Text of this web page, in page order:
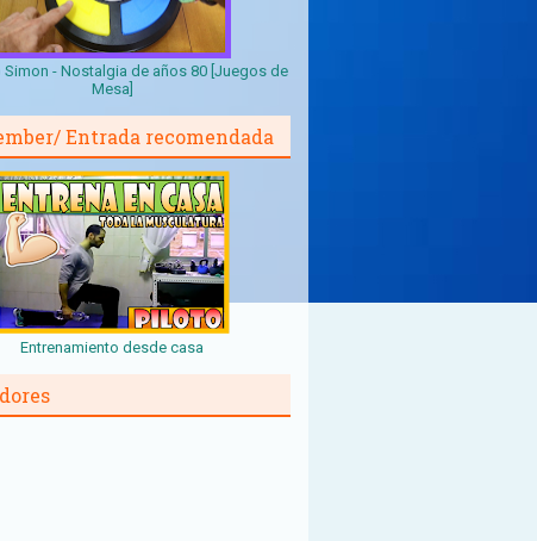
Simon - Nostalgia de años 80 [Juegos de
Mesa]
Entrada recomendada
Entrenamiento desde casa